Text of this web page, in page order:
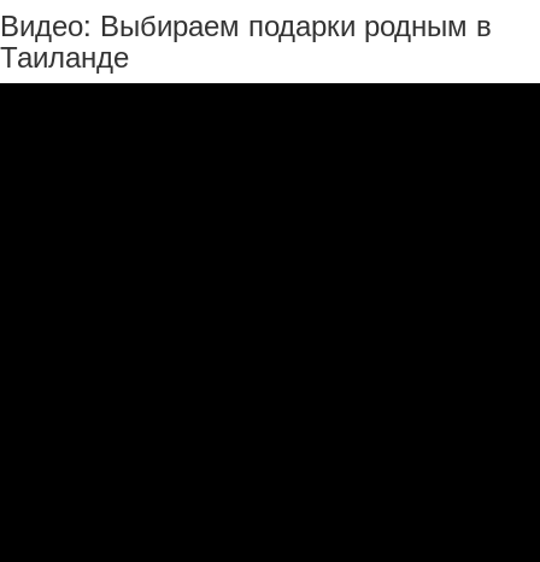
Видео: Выбираем подарки родным в
Таиланде